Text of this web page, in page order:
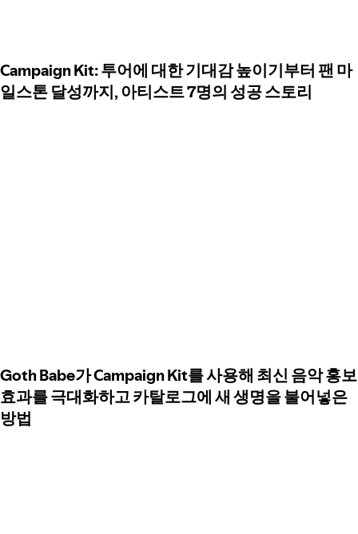
Campaign Kit: 투어에 대한 기대감 높이기부터 팬 마
일스톤 달성까지, 아티스트 7명의 성공 스토리
Goth Babe가 Campaign Kit를 사용해 최신 음악 홍보
효과를 극대화하고 카탈로그에 새 생명을 불어넣은
방법